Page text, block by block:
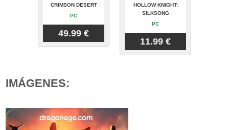
CRIMSON DESERT
PC
49.99 €
HOLLOW KNIGHT:
SILKSONG
PC
11.99 €
IMÁGENES: